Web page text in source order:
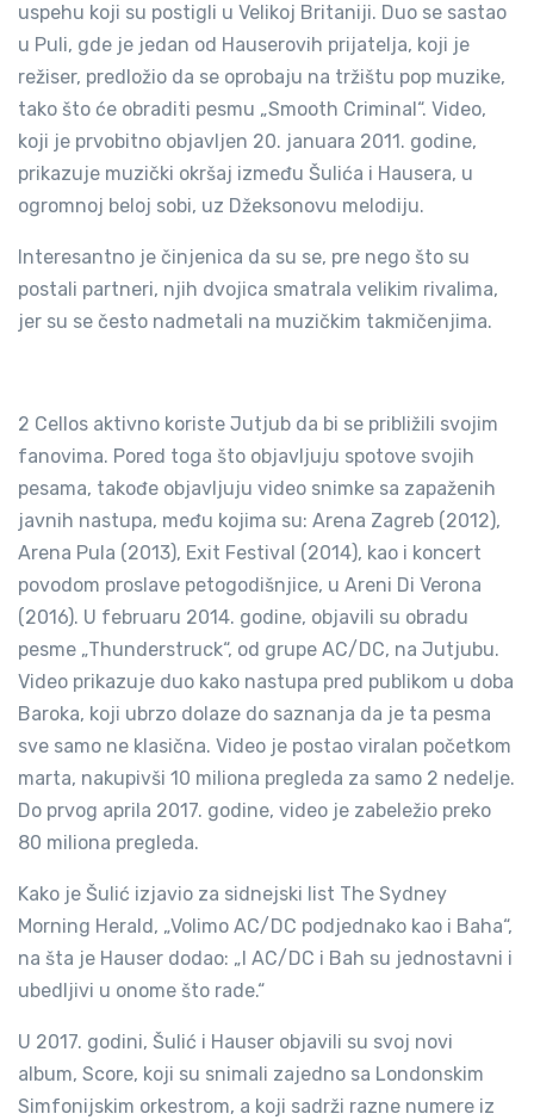
uspehu koji su postigli u Velikoj Britaniji. Duo se sastao
u Puli, gde je jedan od Hauserovih prijatelja, koji je
režiser, predložio da se oprobaju na tržištu pop muzike,
tako što će obraditi pesmu „Smooth Criminal“. Video,
koji je prvobitno objavljen 20. januara 2011. godine,
prikazuje muzički okršaj između Šulića i Hausera, u
ogromnoj beloj sobi, uz Džeksonovu melodiju.
Interesantno je činjenica da su se, pre nego što su
postali partneri, njih dvojica smatrala velikim rivalima,
jer su se često nadmetali na muzičkim takmičenjima.
2 Cellos aktivno koriste Jutjub da bi se približili svojim
fanovima. Pored toga što objavljuju spotove svojih
pesama, takođe objavljuju video snimke sa zapaženih
javnih nastupa, među kojima su: Arena Zagreb (2012),
Arena Pula (2013), Exit Festival (2014), kao i koncert
povodom proslave petogodišnjice, u Areni Di Verona
(2016). U februaru 2014. godine, objavili su obradu
pesme „Thunderstruck“, od grupe AC/DC, na Jutjubu.
Video prikazuje duo kako nastupa pred publikom u doba
Baroka, koji ubrzo dolaze do saznanja da je ta pesma
sve samo ne klasična. Video je postao viralan početkom
marta, nakupivši 10 miliona pregleda za samo 2 nedelje.
Do prvog aprila 2017. godine, video je zabeležio preko
80 miliona pregleda.
Kako je Šulić izjavio za sidnejski list The Sydney
Morning Herald, „Volimo AC/DC podjednako kao i Baha“,
na šta je Hauser dodao: „I AC/DC i Bah su jednostavni i
ubedljivi u onome što rade.“
U 2017. godini, Šulić i Hauser objavili su svoj novi
album, Score, koji su snimali zajedno sa Londonskim
Simfonijskim orkestrom, a koji sadrži razne numere iz